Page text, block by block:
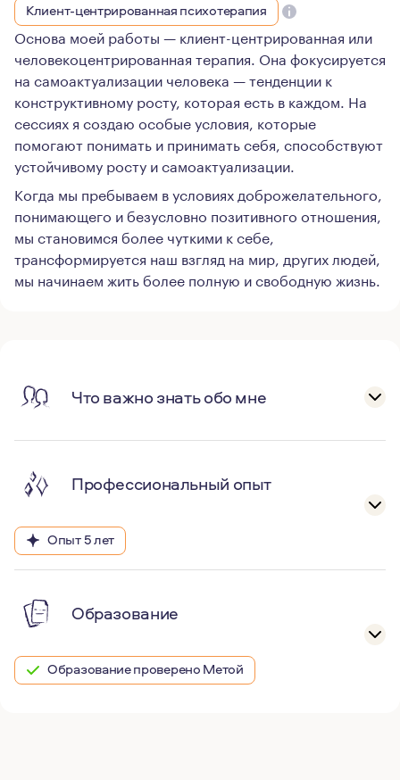
Клиент-центрированная психотерапия
Основа моей работы — клиент-центрированная или
человекоцентрированная терапия. Она фокусируется
на самоактуализации человека — тенденции к
конструктивному росту, которая есть в каждом. На
сессиях я создаю особые условия, которые
помогают понимать и принимать себя, способствуют
устойчивому росту и самоактуализации.
Когда мы пребываем в условиях доброжелательного,
понимающего и безусловно позитивного отношения,
мы становимся более чуткими к себе,
трансформируется наш взгляд на мир, других людей,
мы начинаем жить более полную и свободную жизнь.
Что важно знать обо мне
Профессиональный опыт
Опыт 5 лет
Образование
Образование проверено Метой